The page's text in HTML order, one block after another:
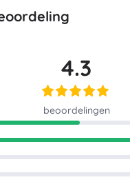
4.3
beoordelingen